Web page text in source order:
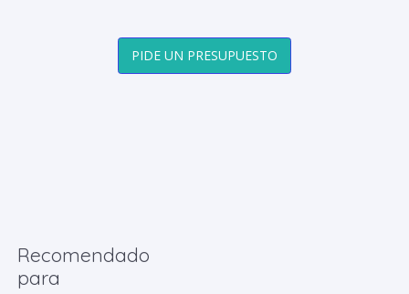
PIDE UN PRESUPUESTO
Recomendado
para